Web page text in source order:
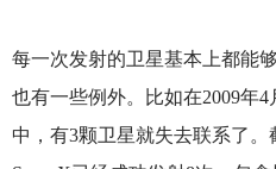
每一次发射的卫星基本上都能
也有一些例外。比如在2009年
中，有3颗卫星就失去联系了。